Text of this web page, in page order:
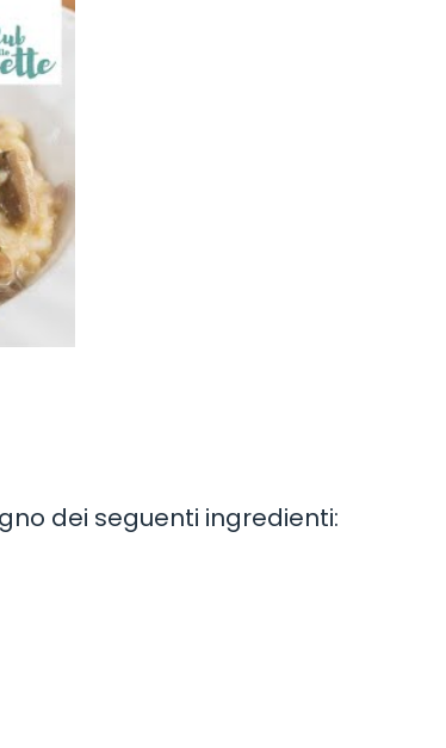
dei seguenti ingredienti: